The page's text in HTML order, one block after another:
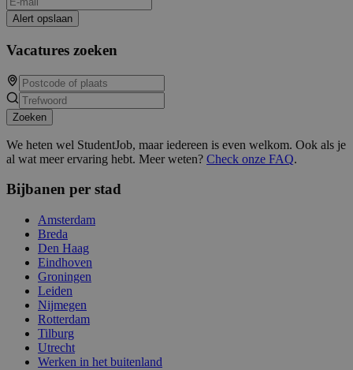
Alert opslaan
Vacatures zoeken
Zoeken
We heten wel StudentJob, maar iedereen is even welkom. Ook als je
al wat meer ervaring hebt. Meer weten? Check onze FAQ.
Bijbanen per stad
Amsterdam
Breda
Den Haag
Eindhoven
Groningen
Leiden
Nijmegen
Rotterdam
Tilburg
Utrecht
Werken in het buitenland